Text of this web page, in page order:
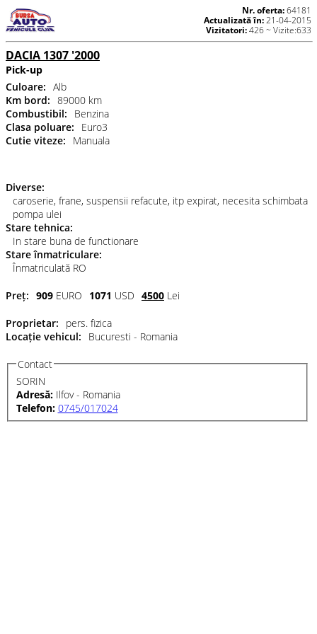
Nr. oferta:64181
Actualizată în:21-04-2015
Vizitatori:426 ~ Vizite:633
DACIA 1307 '2000
Pick-up
Culoare: Alb
Km bord: 89000 km
Combustibil:
Benzina
Clasa poluare:
Euro3
Cutie viteze:
Manuala
Diverse:
caroserie, frane, suspensii refacute, itp expirat, necesita schimbata
pompa ulei
Stare tehnica:
In stare buna de functionare
Stare înmatriculare:
Înmatriculată RO
Preț: 909 EURO 1071 USD 4500 Lei
Proprietar:
pers. fizica
Locație vehicul:
Bucuresti - Romania
Contact
SORIN
Adresă:Ilfov - Romania
Telefon: 0745/017024